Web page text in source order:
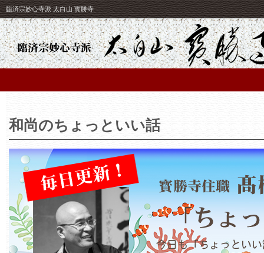
臨済宗妙心寺派 太白山 寳勝寺
和尚のちょっといい話